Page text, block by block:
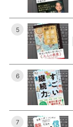
5
6
7